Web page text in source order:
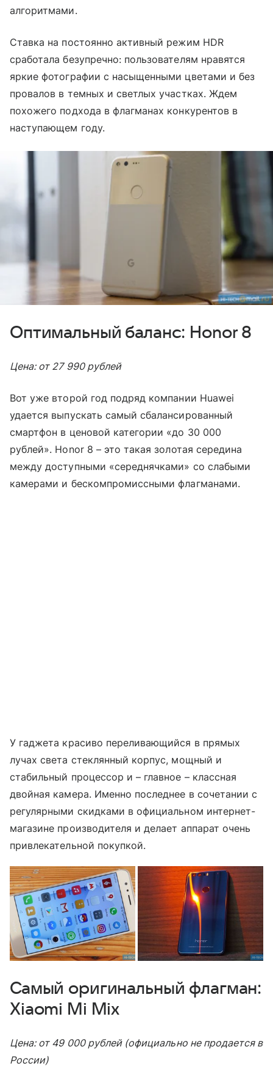
алгоритмами.
Ставка на постоянно активный режим HDR
сработала безупречно: пользователям нравятся
яркие фотографии с насыщенными цветами и без
провалов в темных и светлых участках. Ждем
похожего подхода в флагманах конкурентов в
наступающем году.
Оптимальный баланс: Honor 8
Цена: от 27 990 рублей
Вот уже второй год подряд компании Huawei
удается выпускать самый сбалансированный
смартфон в ценовой категории «до 30 000
рублей». Honor 8 – это такая золотая середина
между доступными «середнячками» со слабыми
камерами и бескомпромиссными флагманами.
У гаджета красиво переливающийся в прямых
лучах света стеклянный корпус, мощный и
стабильный процессор и – главное – классная
двойная камера. Именно последнее в сочетании с
регулярными скидками в официальном интернет-
магазине производителя и делает аппарат очень
привлекательной покупкой.
Самый оригинальный флагман:
Xiaomi Mi Mix
Цена: от 49 000 рублей (официально не продается в
России)